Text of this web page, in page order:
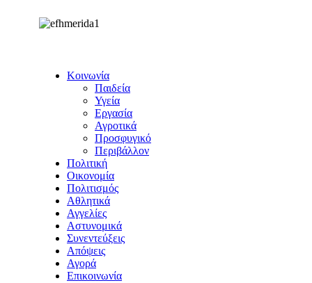
Κοινωνία
Παιδεία
Υγεία
Εργασία
Αγροτικά
Προσφυγικό
Περιβάλλον
Πολιτική
Οικονομία
Πολιτισμός
Αθλητικά
Αγγελίες
Αστυνομικά
Συνεντεύξεις
Απόψεις
Αγορά
Επικοινωνία